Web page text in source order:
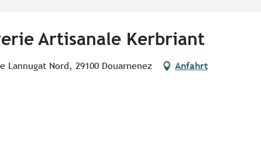
Artisanale Kerbriant
Lannugat Nord, 29100 Douarnenez Anfahrt